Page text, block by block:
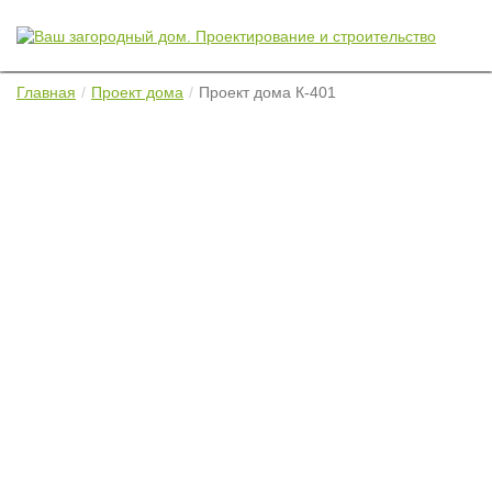
Главная Проект дома Проект дома К-401